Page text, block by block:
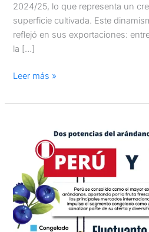
2024/25, lo que representa un
superficie cultivada. Este
reflejó en sus exportaciones:
la […]
Leer más »
potencias
de
la
exportación